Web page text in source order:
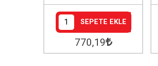
SEPETE EKLE
770,19